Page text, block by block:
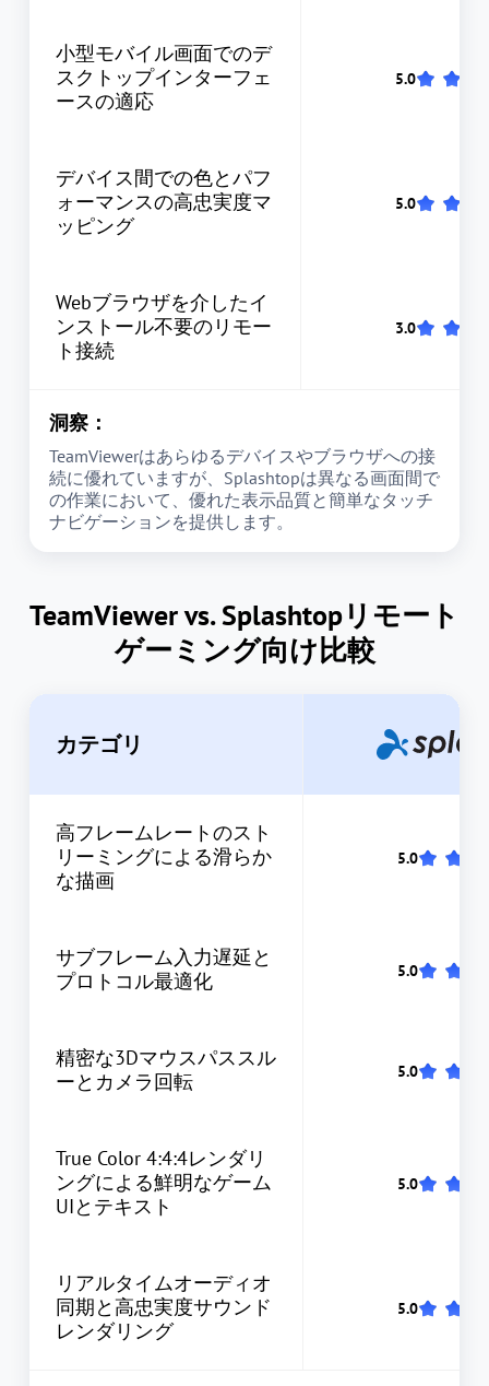
小型モバイル画面でのデ
スクトップインターフェ
ースの適応
デバイス間での色とパフ
ォーマンスの高忠実度マ
ッピング
Webブラウザを介したイ
ンストール不要のリモー
ト接続
洞察：
TeamViewerはあらゆるデバイスやブラウザへの接
続に優れていますが、Splashtopは異なる画面間で
の作業において、優れた表示品質と簡単なタッチ
ナビゲーションを提供します。
TeamViewer vs. Splashtopリモート
ゲーミング向け比較
カテゴリ
高フレームレートのスト
リーミングによる滑らか
な描画
サブフレーム入力遅延と
プロトコル最適化
精密な3Dマウスパススル
ーとカメラ回転
True Color 4:4:4レンダリ
ングによる鮮明なゲーム
UIとテキスト
リアルタイムオーディオ
同期と高忠実度サウンド
レンダリング